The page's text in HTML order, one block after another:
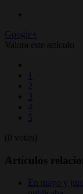
Google+
Valora este artículo
1
2
3
4
5
(0 votos)
Artículos
En mayo y